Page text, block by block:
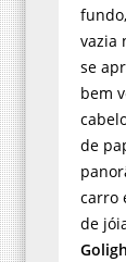
vazia
se
bem
de
carro
de